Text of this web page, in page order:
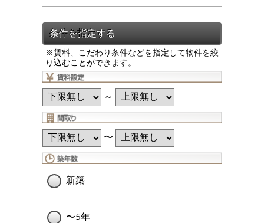
※賃料、こだわり条件などを指定して物件を絞
り込むことができます。
～
〜
新築
〜5年